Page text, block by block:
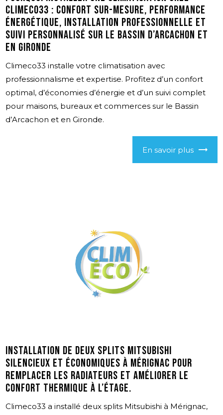
Climeco33 : confort sur-mesure, performance
énergétique, installation professionnelle et
suivi personnalisé sur le Bassin d’Arcachon et
en Gironde
Climeco33 installe votre climatisation avec
professionnalisme et expertise. Profitez d’un confort
optimal, d’économies d’énergie et d’un suivi complet
pour maisons, bureaux et commerces sur le Bassin
d’Arcachon et en Gironde.
En savoir plus
Installation de deux splits Mitsubishi
silencieux et économiques à Mérignac pour
remplacer les radiateurs et améliorer le
confort thermique à l’étage.
Climeco33 a installé deux splits Mitsubishi à Mérignac,